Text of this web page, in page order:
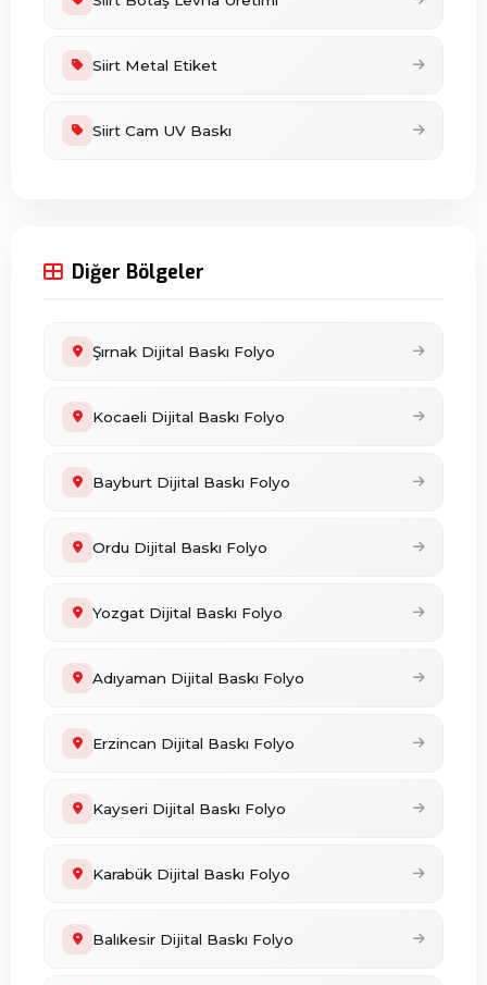
Siirt Metal Etiket
Siirt Cam UV Baskı
Diğer Bölgeler
Şırnak Dijital Baskı Folyo
Kocaeli Dijital Baskı Folyo
Bayburt Dijital Baskı Folyo
Ordu Dijital Baskı Folyo
Yozgat Dijital Baskı Folyo
Adıyaman Dijital Baskı Folyo
Erzincan Dijital Baskı Folyo
Kayseri Dijital Baskı Folyo
Karabük Dijital Baskı Folyo
Balıkesir Dijital Baskı Folyo